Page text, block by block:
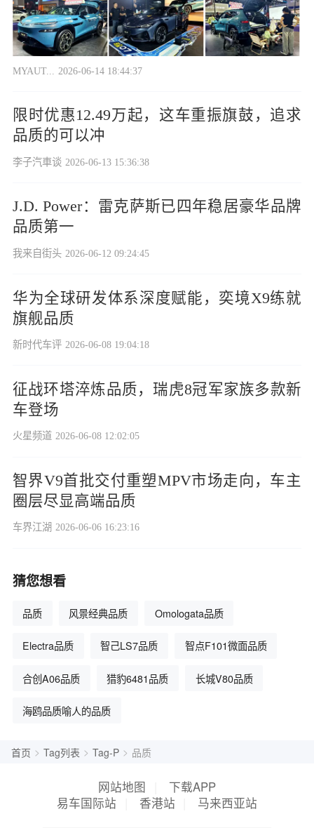
MYAUT... 2026-06-14 18:44:37
限时优惠12.49万起，这车重振旗鼓，追求
品质的可以冲
李子汽車谈 2026-06-13 15:36:38
J.D. Power：雷克萨斯已四年稳居豪华品牌
品质第一
我来自街头 2026-06-12 09:24:45
华为全球研发体系深度赋能，奕境X9练就
旗舰品质
新时代车评 2026-06-08 19:04:18
征战环塔淬炼品质，瑞虎8冠军家族多款新
车登场
火星频道 2026-06-08 12:02:05
智界V9首批交付重塑MPV市场走向，车主
圈层尽显高端品质
车界江湖 2026-06-06 16:23:16
猜您想看
品质 风景经典品质 Omologata品质
Electra品质 智己LS7品质 智点F101微面品质
合创A06品质 猎豹6481品质 长城V80品质
海鸥品质喻人的品质
首页 > Tag列表 > Tag-P > 品质
网站地图
下载APP
易车国际站
香港站 马来西亚站